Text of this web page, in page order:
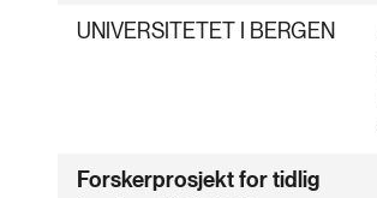
UNIVERSITETET I BERGEN
Forskerprosjekt for tidlig